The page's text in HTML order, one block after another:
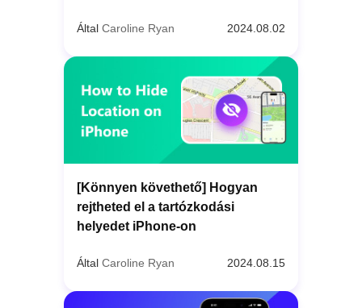
Által Caroline Ryan 2024.08.02
[Könnyen követhető] Hogyan
rejtheted el a tartózkodási
helyedet iPhone-on
Által Caroline Ryan 2024.08.15